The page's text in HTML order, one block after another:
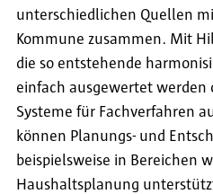
unterschiedlichen Quellen
Kommune zusammen. Mit
die so entstehende
einfach ausgewertet werden
Systeme für Fachverfahren
können Planungs- und
beispielsweise in Bereichen
Haushaltsplanung